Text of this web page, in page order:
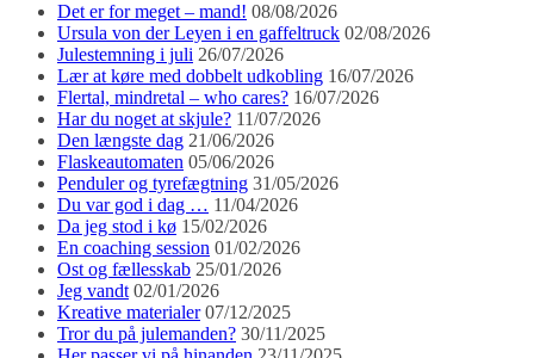
Det er for meget – mand! 08/08/2026
Ursula von der Leyen i en gaffeltruck 02/08/2026
Julestemning i juli 26/07/2026
Lær at køre med dobbelt udkobling 16/07/2026
Flertal, mindretal – who cares? 16/07/2026
Har du noget at skjule? 11/07/2026
Den længste dag 21/06/2026
Flaskeautomaten 05/06/2026
Penduler og tyrefægtning 31/05/2026
Du var god i dag … 11/04/2026
Da jeg stod i kø 15/02/2026
En coaching session 01/02/2026
Ost og fællesskab 25/01/2026
Jeg vandt 02/01/2026
Kreative materialer 07/12/2025
Tror du på julemanden? 30/11/2025